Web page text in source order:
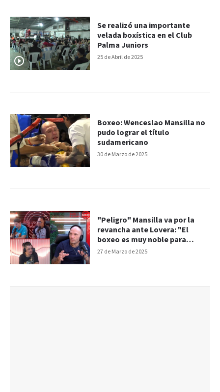
25 de Abril de 2025
Se realizó una importante
velada boxística en el Club
Palma Juniors
30 de Marzo de 2025
Boxeo: Wenceslao Mansilla no
pudo lograr el título
sudamericano
27 de Marzo de 2025
"Peligro" Mansilla va por la
revancha ante Lovera: "El
boxeo es muy noble para
ensuciarlo"